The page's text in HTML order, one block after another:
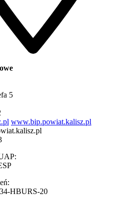
5
www.bip.powiat.kalisz.pl
HBURS-20